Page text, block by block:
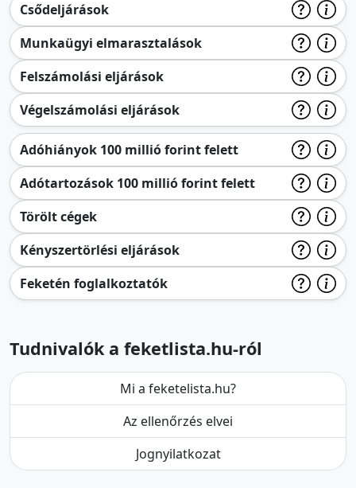
Csődeljárások
Munkaügyi elmarasztalások
Felszámolási eljárások
Végelszámolási eljárások
Adóhiányok 100 millió forint felett
Adótartozások 100 millió forint felett
Törölt cégek
Kényszertörlési eljárások
Feketén foglalkoztatók
Tudnivalók a feketlista.hu-ról
Mi a feketelista.hu?
Az ellenőrzés elvei
Jognyilatkozat